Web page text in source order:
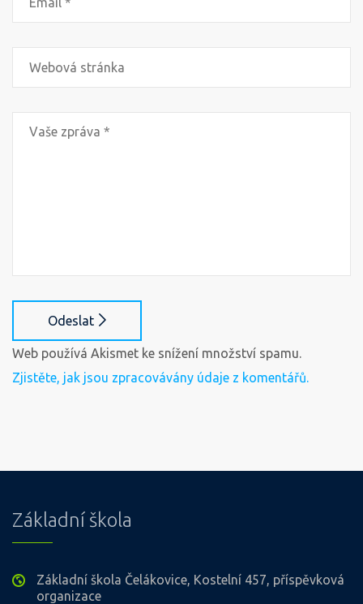
Odeslat
Web používá Akismet ke snížení množství spamu.
Zjistěte, jak jsou zpracovávány údaje z komentářů.
Základní škola
Základní škola Čelákovice, Kostelní 457, příspěvková
organizace